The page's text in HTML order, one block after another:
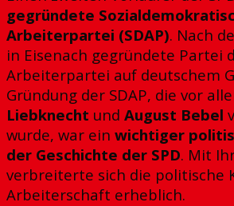
gegründete
Arbeiterpartei (SDAP). Nach
in Eisenach gegründete Partei
Arbeiterpartei auf deutschem
Gründung der SDAP, die vor
Liebknecht und August Bebel
wurde, war ein wichtiger
der Geschichte der SPD. Mit
verbreiterte sich die politische
Arbeiterschaft erheblich.